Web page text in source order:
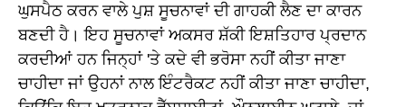
ਘੁਸਪੈਠ ਕਰਨ ਵਾਲੇ ਪੁਸ਼ ਸੂਚਨਾਵਾਂ ਦੀ ਗਾਹਕੀ ਲੈਣ ਦਾ ਕਾਰਨ
ਬਣਦੀ ਹੈ। ਇਹ ਸੂਚਨਾਵਾਂ ਅਕਸਰ ਸ਼ੱਕੀ ਇਸ਼ਤਿਹਾਰ ਪ੍ਰਦਾਨ
ਕਰਦੀਆਂ ਹਨ ਜਿਨ੍ਹਾਂ 'ਤੇ ਕਦੇ ਵੀ ਭਰੋਸਾ ਨਹੀਂ ਕੀਤਾ ਜਾਣਾ
ਚਾਹੀਦਾ ਜਾਂ ਉਹਨਾਂ ਨਾਲ ਇੰਟਰੈਕਟ ਨਹੀਂ ਕੀਤਾ ਜਾਣਾ ਚਾਹੀਦਾ,